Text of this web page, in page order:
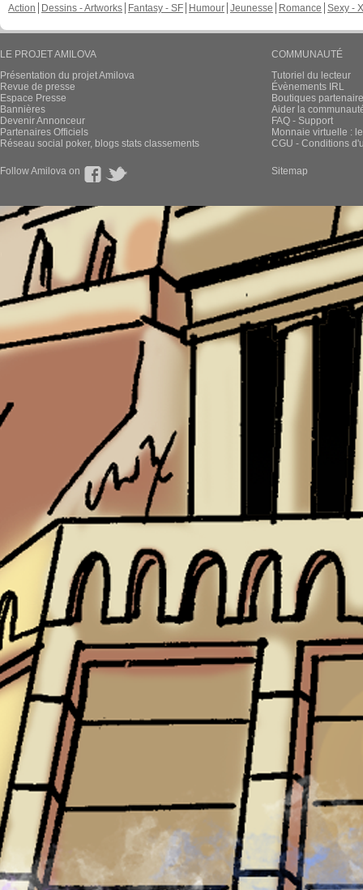
Action
Dessins - Artworks Fantasy - SF Humour Jeunesse Romance Sexy -
LE PROJET AMILOVA
Présentation du projet Amilova
Revue de presse
Espace Presse
Bannières
Devenir Annonceur
Partenaires Officiels
Réseau social poker, blogs stats classements
COMMUNAUTÉ
Tutoriel du lecteur
Évènements IRL
Boutiques
Aider la
FAQ - Support
Monnaie virtuelle :
CGU - Conditions
Follow Amilova on Sitemap